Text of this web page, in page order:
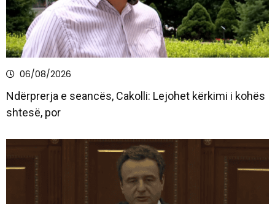
06/08/2026
Ndërprerja e seancës, Cakolli: Lejohet kërkimi i kohës
shtesë, por